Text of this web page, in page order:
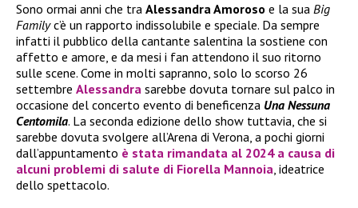
Sono ormai anni che tra Alessandra Amoroso e la sua Big
Familyc’è un rapporto indissolubile e speciale. Da sempre
infatti il pubblico della cantante salentina la sostiene con
affetto e amore, e da mesi i fan attendono il suo ritorno
sulle scene. Come in molti sapranno, solo lo scorso 26
settembre Alessandra sarebbe dovuta tornare sul palco in
occasione del concerto evento di beneficenza Una Nessuna
Centomila. La seconda edizione dello show tuttavia, che si
sarebbe dovuta svolgere all’Arena di Verona, a pochi giorni
dall’appuntamento è stata rimandata al 2024 a causa di
alcuni problemi di salute di Fiorella Mannoia, ideatrice
dello spettacolo.